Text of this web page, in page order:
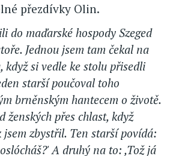
přezdívky Olin.
do maďarské hospody Szeged
Jednou jsem tam čekal na
když si vedle ke stolu přisedli
starší poučoval toho
brněnským hantecem o životě.
ženských přes chlast, když
zbystřil. Ten starší povídá:
A druhý na to: ,Tož já